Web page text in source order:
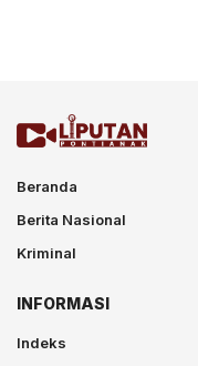
Beranda
Berita Nasional
Kriminal
INFORMASI
Indeks